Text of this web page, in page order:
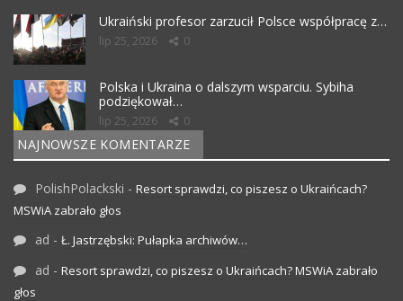
Ukraiński profesor zarzucił Polsce współpracę z…
lip 25, 2026 0
Polska i Ukraina o dalszym wsparciu. Sybiha
podziękował…
lip 25, 2026 0
NAJNOWSZE KOMENTARZE
PolishPolackski - Resort sprawdzi, co piszesz o Ukraińcach?
MSWiA zabrało głos
ad - Ł. Jastrzębski: Pułapka archiwów…
ad - Resort sprawdzi, co piszesz o Ukraińcach? MSWiA zabrało
głos